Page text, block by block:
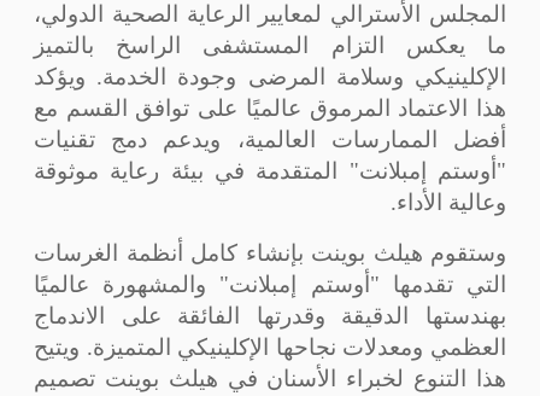
المجلس الأسترالي لمعايير الرعاية الصحية الدولي،
ما يعكس التزام المستشفى الراسخ بالتميز
الإكلينيكي وسلامة المرضى وجودة الخدمة. ويؤكد
هذا الاعتماد المرموق عالميًا على توافق القسم مع
أفضل الممارسات العالمية، ويدعم دمج تقنيات
"أوستم إمبلانت" المتقدمة في بيئة رعاية موثوقة
وعالية الأداء.
وستقوم هيلث بوينت بإنشاء كامل أنظمة الغرسات
التي تقدمها "أوستم إمبلانت" والمشهورة عالميًا
بهندستها الدقيقة وقدرتها الفائقة على الاندماج
العظمي ومعدلات نجاحها الإكلينيكي المتميزة. ويتيح
هذا التنوع لخبراء الأسنان في هيلث بوينت تصميم